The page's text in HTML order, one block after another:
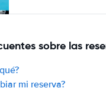
sobre las
mi reserva?